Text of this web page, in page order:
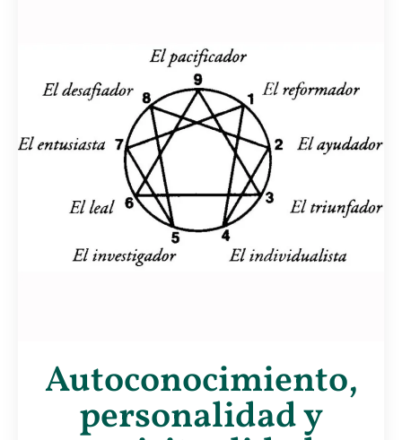
Autoconocimiento,
personalidad y